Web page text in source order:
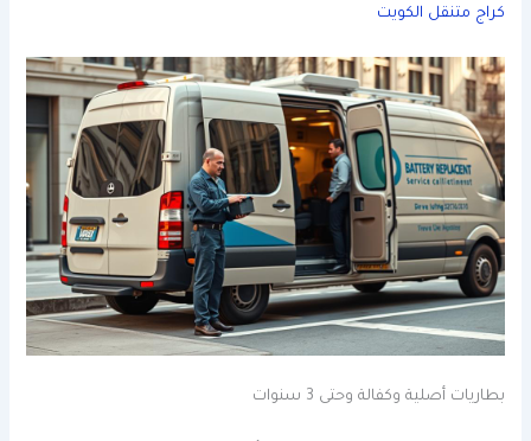
كراج متنقل الكويت
بطاريات أصلية وكفالة وحتى 3 سنوات